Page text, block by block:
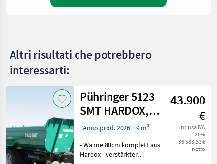
Altri risultati che potrebbero
interessarti:
Pühringer 5123
SMT HARDOX,
20t
43.900
€
inclusa IVA
20%
36.583,33 €
netto
Anno prod. 2026
9 m³
- Wanne 80cm komplett aus
Hardox - verstärkter